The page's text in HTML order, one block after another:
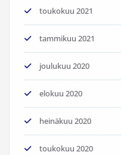
toukokuu 2021
tammikuu 2021
joulukuu 2020
elokuu 2020
heinäkuu 2020
toukokuu 2020